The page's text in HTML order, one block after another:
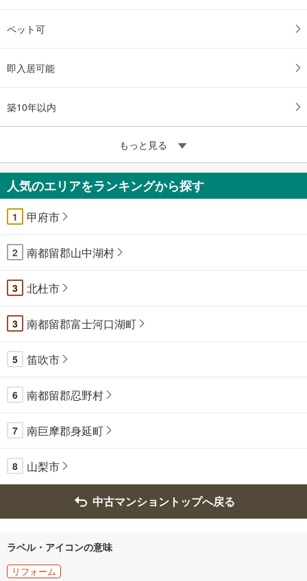
ペット可
即入居可能
築10年以内
もっと見る
人気のエリアをランキングから探す
1 甲府市
2 南都留郡山中湖村
3 北杜市
3 南都留郡富士河口湖町
5 笛吹市
6 南都留郡忍野村
7 南巨摩郡身延町
8 山梨市
中古マンショントップへ戻る
ラベル・アイコンの意味
リフォーム